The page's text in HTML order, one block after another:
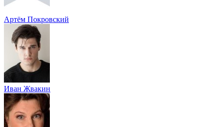
Артём Покровский
Иван Жвакин